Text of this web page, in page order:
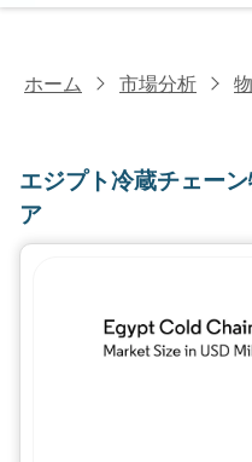
ホーム 市場分析
エジプト冷蔵チェー
ア